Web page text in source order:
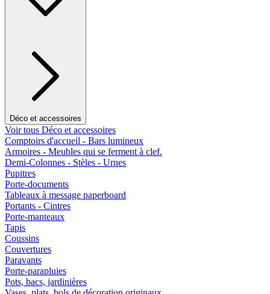
Déco et accessoires
Voir tous Déco et accessoires
Comptoirs d'accueil - Bars lumineux
Armoires - Meubles qui se ferment à clef.
Demi-Colonnes - Stèles - Urnes
Pupitres
Porte-documents
Tableaux à message paperboard
Portants - Cintres
Porte-manteaux
Tapis
Coussins
Couvertures
Paravants
Porte-parapluies
Pots, bacs, jardinières